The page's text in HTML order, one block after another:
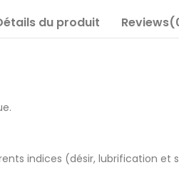
du produit
indices (désir, lubrification et